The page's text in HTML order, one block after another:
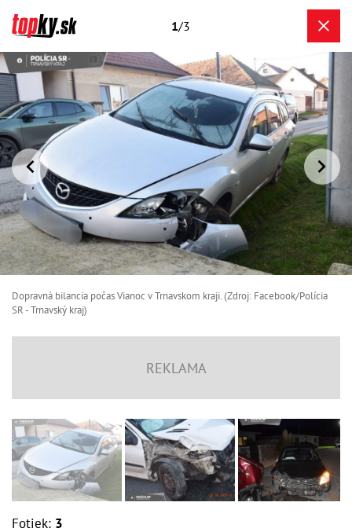
1/3
Dopravná bilancia počas Vianoc v Trnavskom kraji. (Zdroj: Facebook/Polícia
SR - Trnavský kraj)
Fotiek: 3